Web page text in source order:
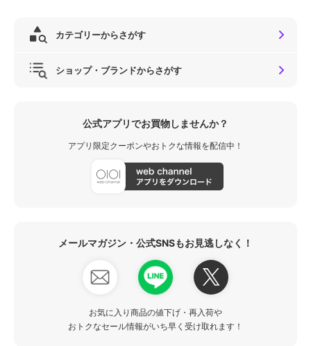
カテゴリーからさがす
ショップ・ブランドからさがす
公式アプリでお買物しませんか？
アプリ限定クーポンやおトクな情報を配信中！
メールマガジン・公式SNSもお見逃しなく！
お気に入り商品の値下げ・再入荷や
おトクなセール情報がいち早く受け取れます！